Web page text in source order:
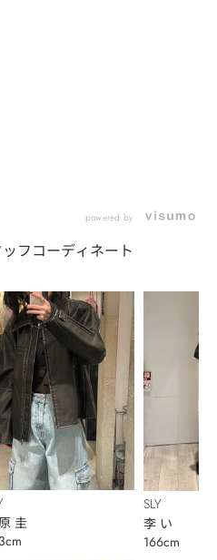
powered by
フコーディネート
圭
SLY
李 い
166cm